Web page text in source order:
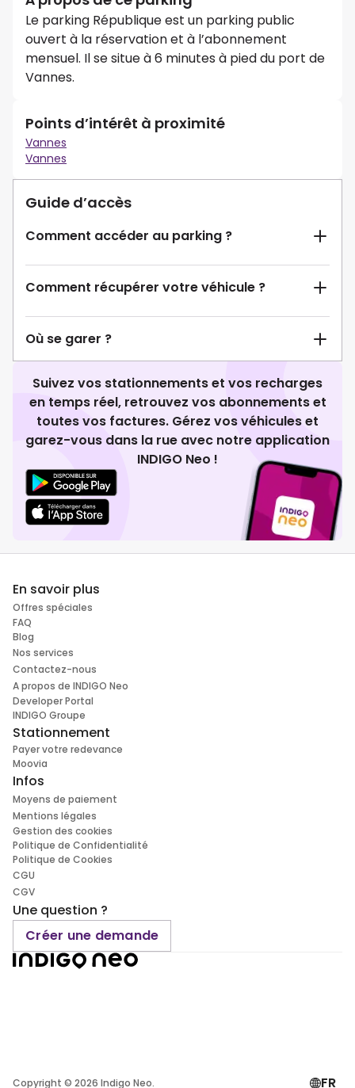
Le parking République est un parking public
ouvert à la réservation et à l’abonnement
mensuel. Il se situe à 6 minutes à pied du port de
Vannes.
Points d’intérêt à proximité
Vannes
Vannes
Guide d’accès
Comment accéder au parking ?
Comment récupérer votre véhicule ?
Où se garer ?
Suivez vos stationnements et vos recharges
en temps réel, retrouvez vos abonnements et
toutes vos factures. Gérez vos véhicules et
garez-vous dans la rue avec notre application
INDIGO Neo !
En savoir plus
Offres spéciales
FAQ
Blog
Nos services
Contactez-nous
A propos de INDIGO Neo
Developer Portal
INDIGO Groupe
Stationnement
Payer votre redevance
Moovia
Infos
Moyens de paiement
Mentions légales
Gestion des cookies
Politique de Confidentialité
Politique de Cookies
CGU
CGV
Une question ?
Créer une demande
Copyright © 2026 Indigo Neo. FR